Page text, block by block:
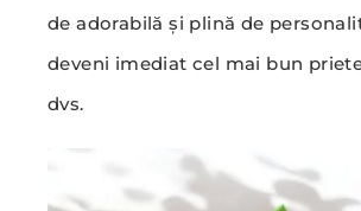
de adorabilă și plină de
deveni imediat cel mai bun
dvs.